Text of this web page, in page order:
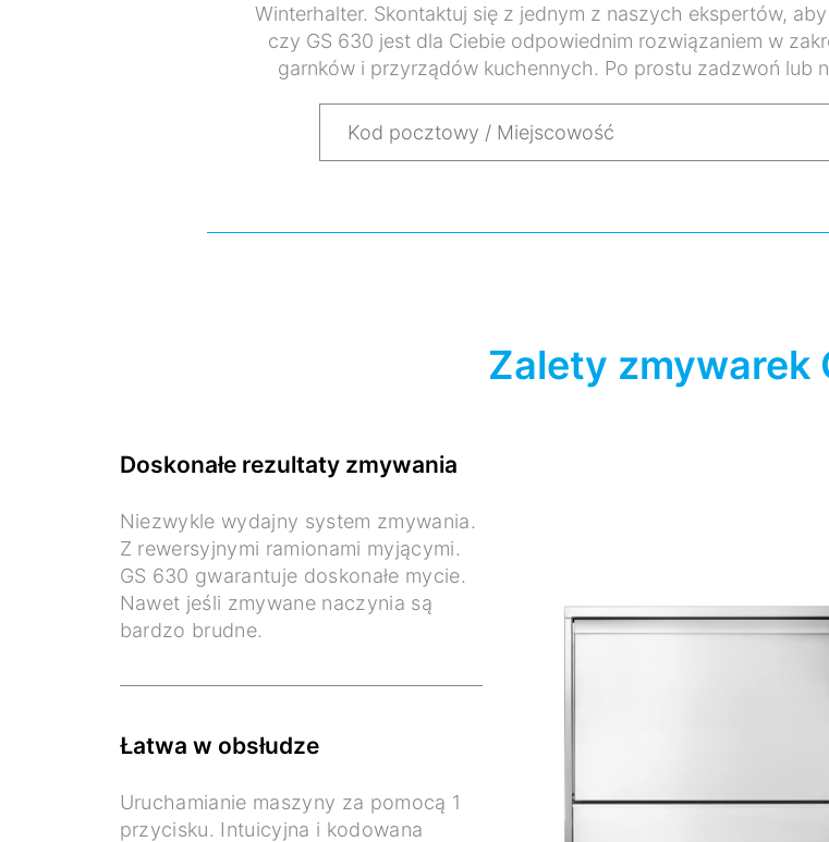
Winterhalter. Skontaktuj się z jednym z naszych ekspertów,
czy GS 630 jest dla Ciebie odpowiednim rozwiązaniem w
garnków i przyrządów kuchennych. Po prostu zadzwoń lub
Zalety zmywarek
Doskonałe rezultaty zmywania
Niezwykle wydajny system zmywania.
Z rewersyjnymi ramionami myjącymi.
GS 630 gwarantuje doskonałe mycie.
Nawet jeśli zmywane naczynia są
bardzo brudne.
Łatwa w obsłudze
Uruchamianie maszyny za pomocą 1
przycisku. Intuicyjna i kodowana